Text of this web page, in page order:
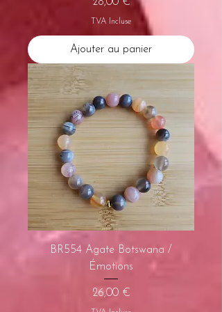
TVA Incluse
Ajouter au panier
BR554 Agate Botswana /
Émotions
Prix
26,00 €